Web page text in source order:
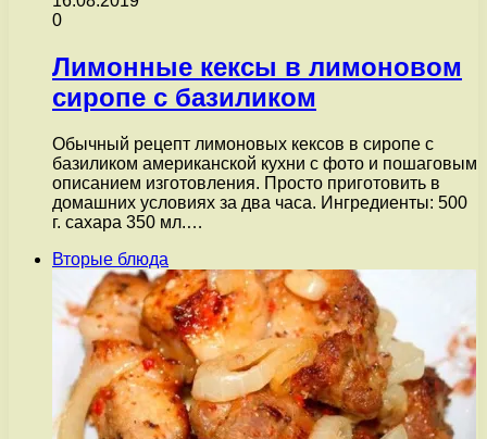
0
Лимонные кексы в лимоновом
сиропе с базиликом
Обычный рецепт лимоновых кексов в сиропе с
базиликом американской кухни с фото и пошаговым
описанием изготовления. Просто приготовить в
домашних условиях за два часа. Ингредиенты: 500
г. сахара 350 мл.…
Вторые блюда